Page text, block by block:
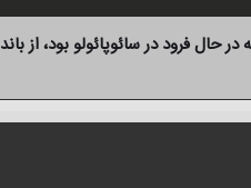
هواپیمای سبک که در حال فرود در سائوپائولو بود، از باند